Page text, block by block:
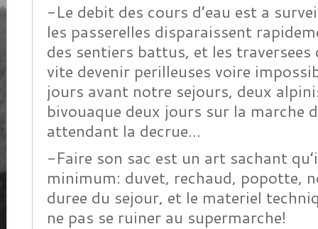
-Le debit des cours d’eau est a
les passerelles disparaissent
des sentiers battus, et les traversees
vite devenir perilleuses voire
jours avant notre sejours, deux
bivouaque deux jours sur la marche
attendant la decrue…
-Faire son sac est un art sachant
minimum: duvet, rechaud, popotte,
duree du sejour, et le materiel
ne pas se ruiner au supermarche!